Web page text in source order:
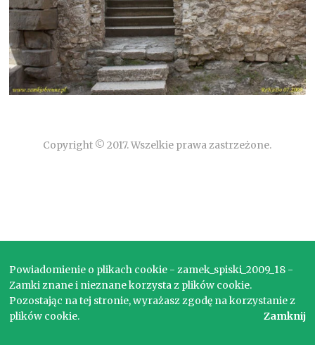
Copyright © 2017. Wszelkie prawa zastrzeżone.
Powiadomienie o plikach cookie - zamek_spiski_2009_18 -
Zamki znane i nieznane korzysta z plików cookie.
Pozostając na tej stronie, wyrażasz zgodę na korzystanie z
plików cookie.
Zamknij